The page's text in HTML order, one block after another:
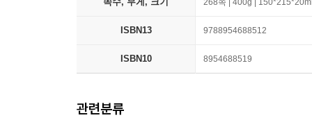
268쪽 | 400g |
ISBN13 9788954688512
ISBN10 8954688519
관련분류